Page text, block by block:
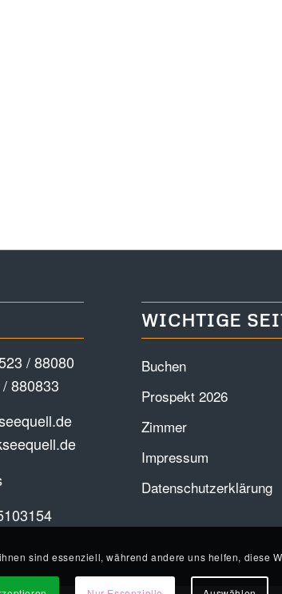
/ 88080
880833
WICHTIGE
Buchen
Prospekt 2026
Zimmer
Impressum
Datenschutzerklärung
sind essenziell, während andere uns helfen, diese